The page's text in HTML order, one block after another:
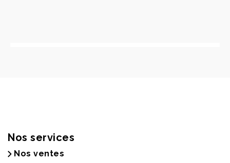
Nos services
Nos ventes